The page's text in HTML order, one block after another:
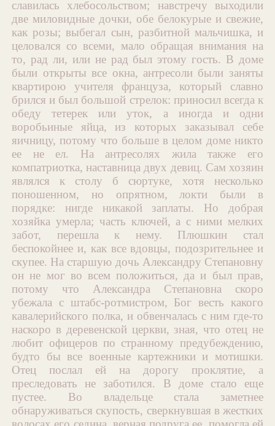
славилась хлебосольством; навстречу выходили
две миловидные дочки, обе белокурые и свежие,
как розы; выбегал сын, разбитной мальчишка, и
целовался со всеми, мало обращая внимания на
то, рад ли, или не рад был этому гость. В доме
были открыты все окна, антресоли были заняты
квартирою учителя француза, который славно
брился и был большой стрелок: приносил всегда к
обеду тетерек или уток, а иногда и одни
воробьиные яйца, из которых заказывал себе
яичницу, потому что больше в целом доме никто
ее не ел. На антресолях жила также его
компатриотка, наставница двух девиц. Сам хозяин
являлся к столу б сюртуке, хотя несколько
поношенном, но опрятном, локти были в
порядке: нигде никакой заплаты. Но добрая
хозяйка умерла; часть ключей, а с ними мелких
забот, перешла к нему. Плюшкин стал
беспокойнее и, как все вдовцы, подозрительнее и
скупее. На старшую дочь Александру Степановну
он не мог во всем положиться, да и был прав,
потому что Александра Степановна скоро
убежала с штабс-ротмистром, Бог весть какого
кавалерийского полка, и обвенчалась с ним где-то
наскоро в деревенской церкви, зная, что отец не
любит офицеров по странному предубеждению,
будто бы все военные картежники и мотишки.
Отец послал ей на дорогу проклятие, а
преследовать не заботился. В доме стало еще
пустее. Во владельце стала заметнее
обнаруживаться скупость, сверкнувшая в жестких